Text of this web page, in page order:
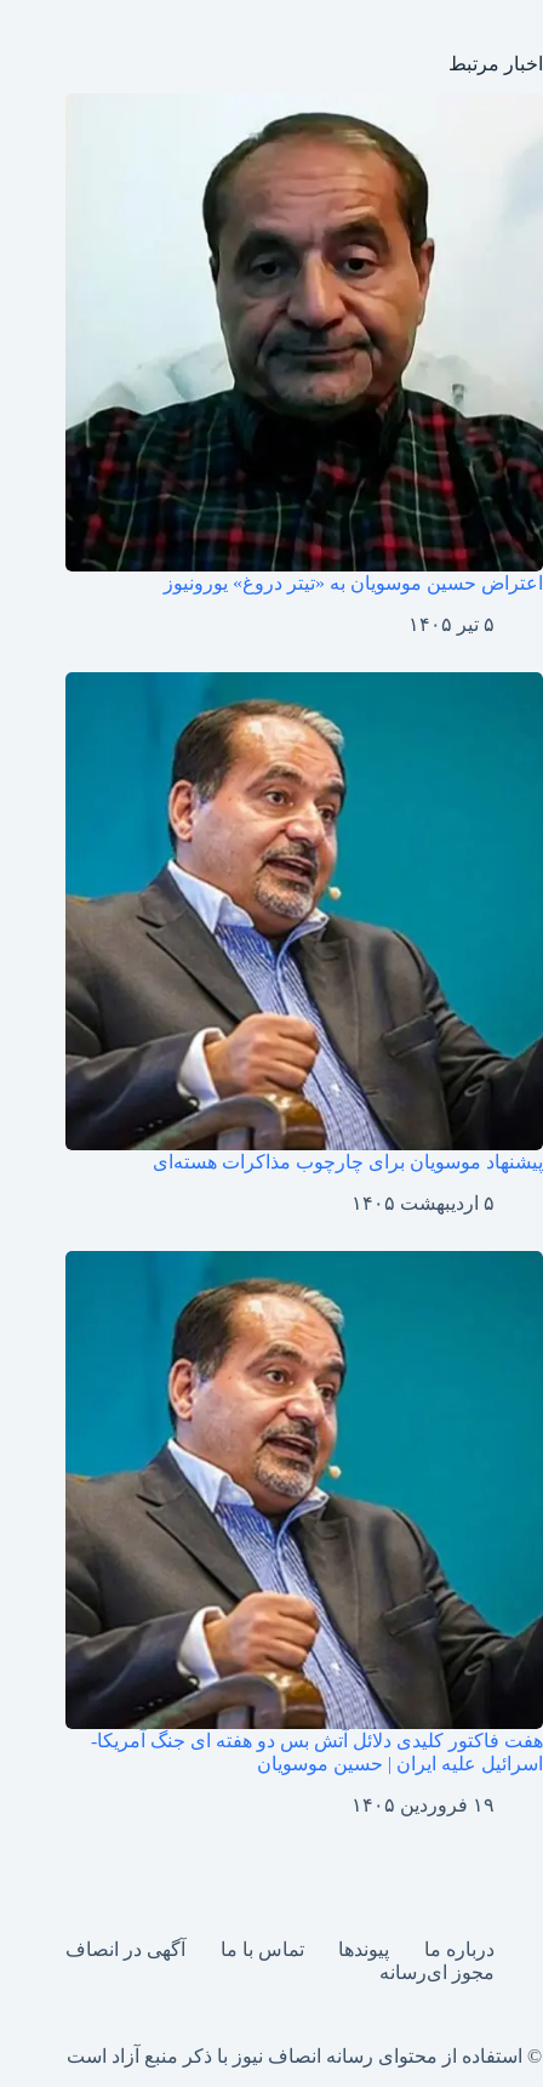
اخبار مرتبط
اعتراض حسین موسویان به «تیتر دروغ» یورونیوز
۵ تیر ۱۴۰۵
پیشنهاد موسویان برای چارچوب مذاکرات هسته‌ای
۵ اردیبهشت ۱۴۰۵
هفت فاکتور کلیدی دلائل آتش بس دو هفته ای جنگ آمریکا-
اسرائیل علیه ایران | حسین موسویان
۱۹ فروردین ۱۴۰۵
درباره ما پیوندها تماس با ما
آگهی در انصاف
مجوز ای‌رسانه
© استفاده از محتوای رسانه انصاف نیوز با ذکر منبع آزاد است